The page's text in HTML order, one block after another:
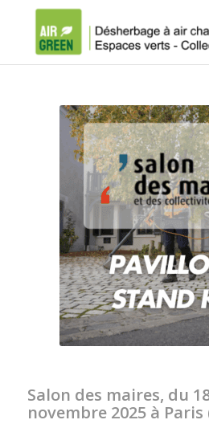
Salon des maires, du
novembre 2025 à Paris